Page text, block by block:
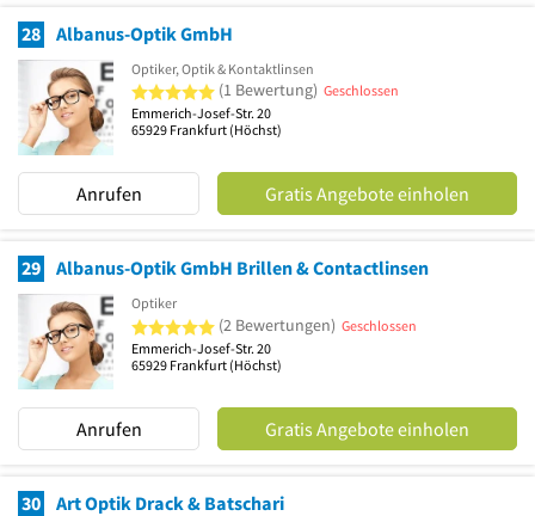
28 Albanus-Optik GmbH
Optiker, Optik & Kontaktlinsen
5 von 5 Sternen
(1 Bewertung) Geschlossen
Emmerich-Josef-Str. 20
65929 Frankfurt (Höchst)
Anrufen Gratis Angebote einholen
29 Albanus-Optik GmbH Brillen & Contactlinsen
Optiker
5 von 5 Sternen
(2 Bewertungen) Geschlossen
Emmerich-Josef-Str. 20
65929 Frankfurt (Höchst)
Anrufen Gratis Angebote einholen
30 Art Optik Drack & Batschari